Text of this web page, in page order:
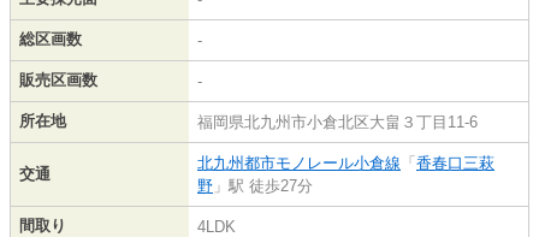
総区画数 -
販売区画数 -
所在地 福岡県北九州市小倉北区大畠３丁目11-6
交通
北九州都市モノレール小倉線 「 香春口三萩
野 」駅 徒歩27分
間取り 4LDK